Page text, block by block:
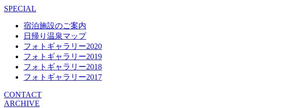
SPECIAL
宿泊施設のご案内
日帰り温泉マップ
フォトギャラリー2020
フォトギャラリー2019
フォトギャラリー2018
フォトギャラリー2017
CONTACT
ARCHIVE